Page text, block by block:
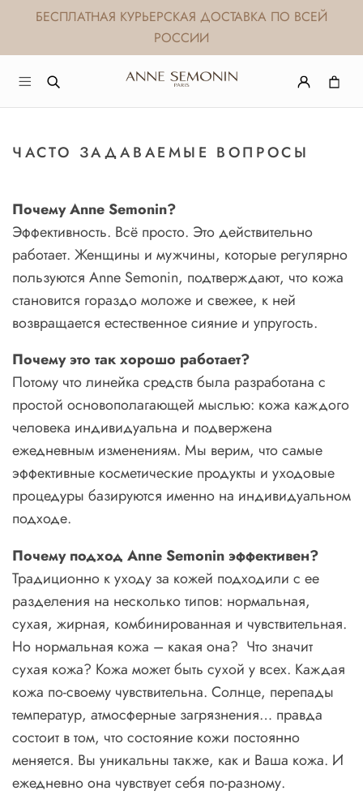
БЕСПЛАТНАЯ КУРЬЕРСКАЯ ДОСТАВКА ПО ВСЕЙ
РОССИИ
ЧАСТО ЗАДАВАЕМЫЕ ВОПРОСЫ
ПочемуAnneSemonin?
Эффективность. Всё просто. Это действительно
работает. Женщины и мужчины, которые регулярно
пользуются Anne Semonin, подтверждают, что кожа
становится гораздо моложе и свежее, к ней
возвращается естественное сияние и упругость.
Почемуэто такхорошо работает?
Потому что линейка средств была разработана с
простой основополагающей мыслью: кожа каждого
человека индивидуальна и подвержена
ежедневным изменениям. Мы верим, что самые
эффективные косметические продукты и уходовые
процедуры базируются именно на индивидуальном
подходе.
Почему подход AnneSemonin эффективен?
Традиционно к уходу за кожей подходили с ее
разделения на несколько типов: нормальная,
сухая, жирная, комбинированная и чувствительная.
Но нормальная кожа – какая она? Что значит
сухая кожа? Кожа может быть сухой у всех. Каждая
кожа по-своему чувствительна. Солнце, перепады
температур, атмосферные загрязнения… правда
состоит в том, что состояние кожи постоянно
меняется. Вы уникальны также, как и Ваша кожа. И
ежедневно она чувствует себя по-разному.